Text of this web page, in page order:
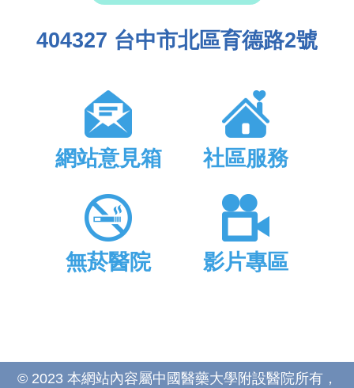
404327 台中市北區育德路2號
網站意見箱 社區服務
無菸醫院 影片專區
© 2023 本網站內容屬中國醫藥大學附設醫院所有，